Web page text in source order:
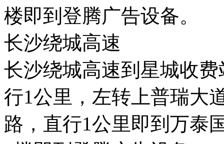
楼即到登腾广告设备。
长沙绕城高速
长沙绕城高速到星城收
行1公里，左转上普瑞大
路，直行1公里即到万泰